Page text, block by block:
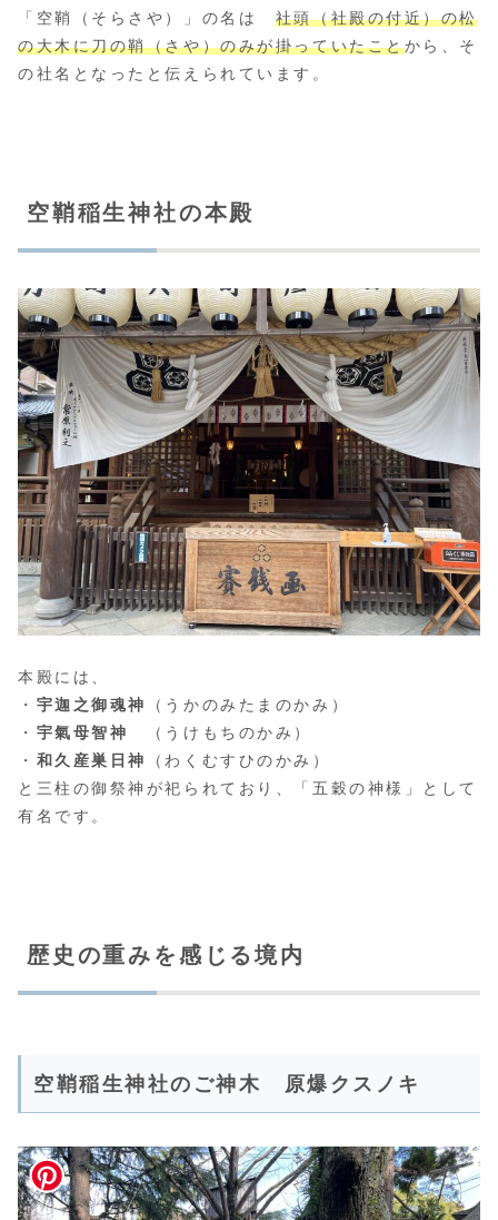
「空鞘（そらさや）」の名は 社頭（社殿の付近）の松
の大木に刀の鞘（さや）のみが掛っていたことから、そ
の社名となったと伝えられています。
空鞘稲生神社の本殿
本殿には、
・ 宇迦之御魂神
（うかのみたまのかみ）
・ 宇氣母智神
（うけもちのかみ）
・ 和久産巣日神
（わくむすひのかみ）
と三柱の御祭神が祀られており、「五穀の神様」として
有名です。
歴史の重みを感じる境内
空鞘稲生神社のご神木 原爆クスノキ